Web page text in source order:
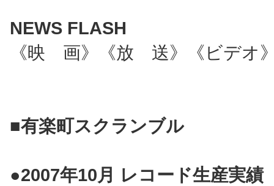
NEWS FLASH
《映 画》《放 送》《ビデオ
■有楽町スクランブル
●2007年10月 レコード生産実績